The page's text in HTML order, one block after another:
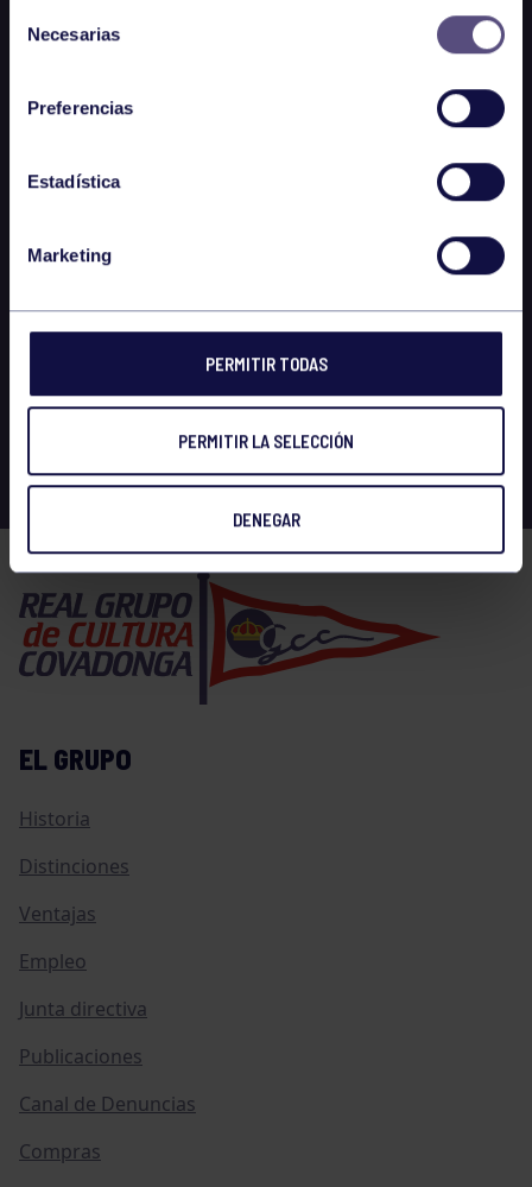
Necesarias
Preferencias
Estadística
Marketing
PERMITIR TODAS
PERMITIR LA SELECCIÓN
DENEGAR
EL GRUPO
Historia
Distinciones
Ventajas
Empleo
Junta directiva
Publicaciones
Canal de Denuncias
Compras